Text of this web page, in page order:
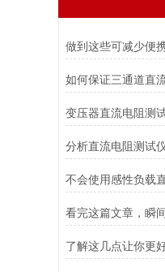
分析直流电阻测试